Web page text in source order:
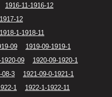
1916-11-1916-12
12
1918-1-1918-11
09
1919-09-1919-1
09
1920-09-1920-1
08-3
1921-09-0-1921-1
1
1922-1-1922-11